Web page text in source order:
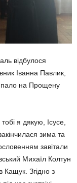
відбулося
Іванна Павлик,
на Прощену
я дякую, Ісусе,
зима та
завітали
Михаїл Колтун
Згідно з